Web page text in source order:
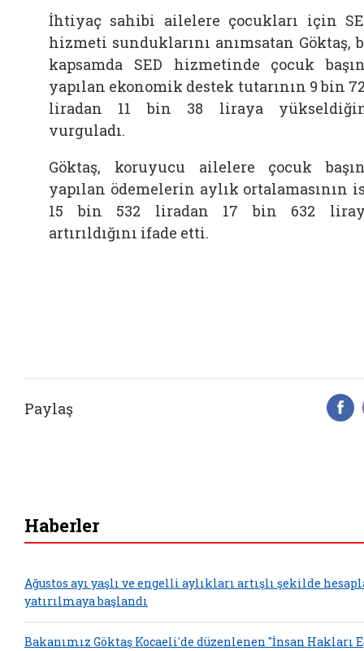
İhtiyaç sahibi ailelere çocukları için
hizmeti sunduklarını anımsatan Göktaş,
kapsamda SED hizmetinde çocuk
yapılan ekonomik destek tutarının 9 bin
liradan 11 bin 38 liraya
vurguladı.
Göktaş, koruyucu ailelere çocuk
yapılan ödemelerin aylık ortalamasının
15 bin 532 liradan 17 bin 632
artırıldığını ifade etti.
Paylaş
Haberler
Ağustos ayı yaşlı ve engelli aylıkları artışlı şekilde
yatırılmaya başlandı
Bakanımız Göktaş Kocaeli'de düzenlenen "İnsan Hakları